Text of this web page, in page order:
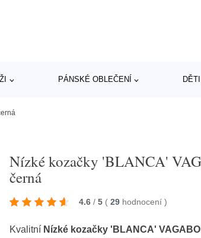
PÁNSKÉ OBLEČENÍ DĚTI
Nízké kozačky 'BLANCA'
černá
4.6 / 5 ( 29 hodnocení)
Kvalitní Nízké kozačky 'BLANCA'